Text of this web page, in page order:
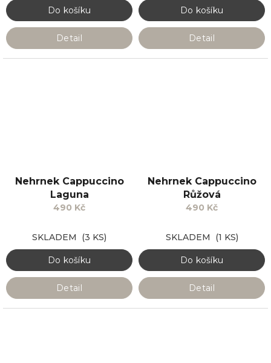
Do košíku
Detail
Do košíku
Detail
Nehrnek Cappuccino
Laguna
490 Kč
SKLADEM (3 KS)
Do košíku
Detail
Nehrnek Cappuccino
Růžová
490 Kč
SKLADEM (1 KS)
Do košíku
Detail